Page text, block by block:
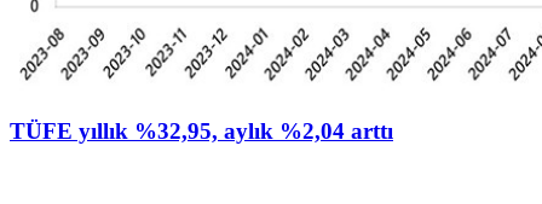
TÜFE yıllık %32,95, aylık %2,04 arttı